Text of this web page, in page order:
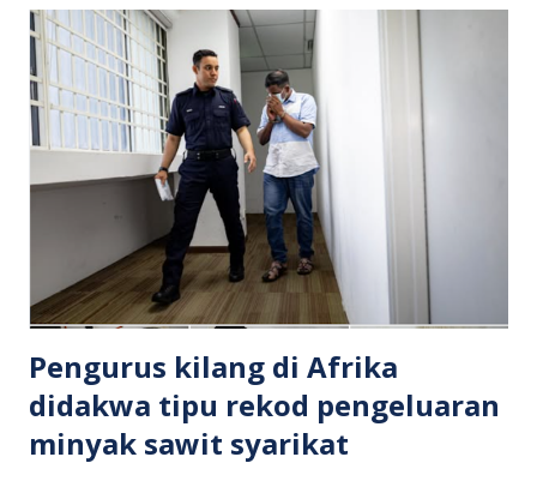
calar pada badan. Susulan laporan polis yang dibuat, pihak
berkuasa menjalankan siasatan dan merampas sebilah
gunting yang dipercayai digunakan dalam kejadian itu
sebagai bahan bukti. Wanita berkenaan kini telah ditahan
dan berdepan pertuduhan berkaitan ugutan jenayah serta
menyebabkan kecederaan terhadap suami dan anaknya. Kes
disiasat oleh pihak polis, manakala tindakan lanjut akan
ditentukan oleh mahkamah mengikut peruntukan undang-
undang yang berkuat kuasa. Insiden ini menjadi peringatan
bahawa konflik ru...
Pengurus kilang di Afrika
didakwa tipu rekod pengeluaran
minyak sawit syarikat